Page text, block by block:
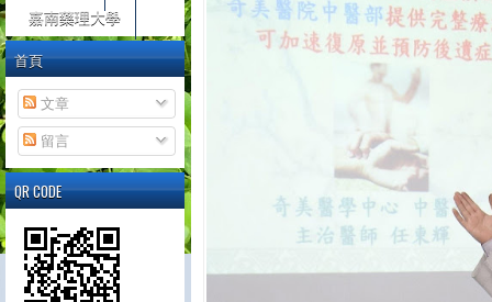
嘉南藥理大學
首頁
文章
留言
QR CODE